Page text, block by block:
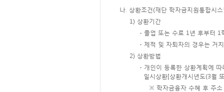
나. 상환조건(재단 학자금지원통합시스
1) 상환기간
- 졸업 또는 수료 1년 후부터 1
- 제적 및 자퇴자의 경우는 거
2) 상환방법
- 개인이 등록한 상환계획에
일시상환[상환개시년도(3월
※ 학자금융자 수혜 후 주